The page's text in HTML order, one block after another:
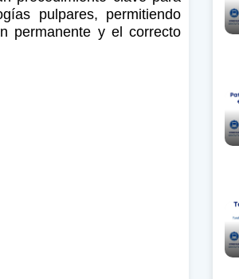
pulpares, permitiendo
permanente y el correcto